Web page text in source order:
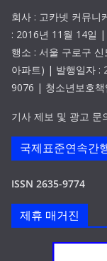
회사 : 고카넷 커뮤
: 2016년 11월 14일
행소 : 서울 구로구
아파트) | 발행일자 :
9076 | 청소년보호
기사 제보 및 광고
국제표준연속간
ISSN 2635-9774
제휴 매거진